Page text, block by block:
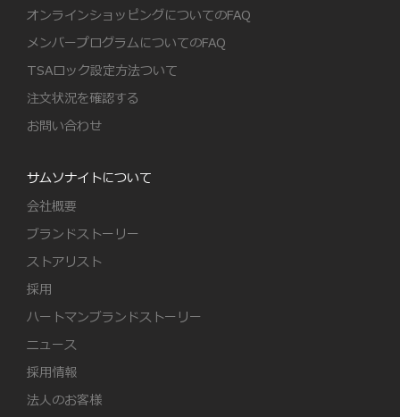
オンラインショッピングについてのFAQ
メンバープログラムについてのFAQ
TSAロック設定方法ついて
注文状況を確認する
お問い合わせ
サムソナイトについて
会社概要
ブランドストーリー
ストアリスト
採用
ハートマンブランドストーリー
ニュース
採用情報
法人のお客様